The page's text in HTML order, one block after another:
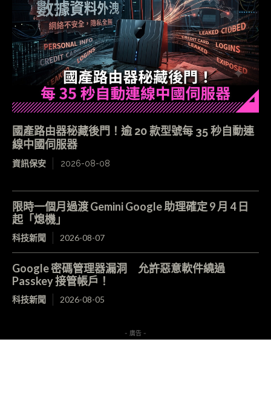
國產路由器秘藏後門！逾 20 款型號每 35 秒自動連
線中國伺服器
資訊保安 2026-08-08
限時一個月過渡 Gemini Google 助理確定 9 月 4 日
起「熄機」
科技新聞 2026-08-07
Google 密碼管理器漏洞 允許惡意軟件繞過
Passkey 接管帳戶！
科技新聞 2026-08-05
- 廣告 -